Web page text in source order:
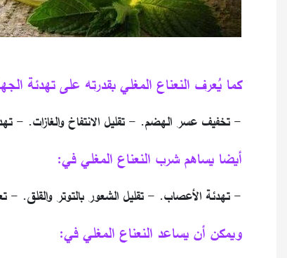
كما يُعرف النعناع المغلي بقدرته على تهدئة
- تخفيف عسر الهضم. - تقليل الانتفاخ والغازات. -
أيضا يساهم شرب النعناع المغلي في:
- تهدئة الأعصاب. - تقليل الشعور بالتوتر والقلق. -
ويمكن أن يساعد النعناع المغلي في: